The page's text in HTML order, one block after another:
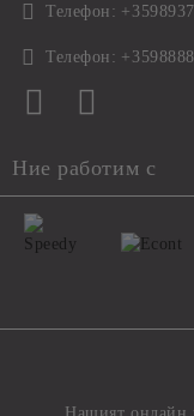
Телефон:
Телефон:
Ние работим с